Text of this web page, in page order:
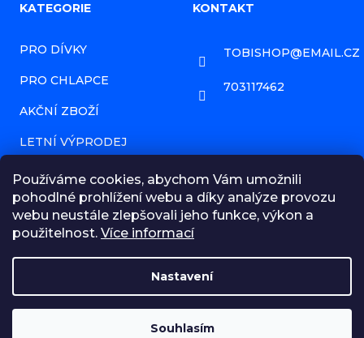
Používáme cookies, abychom Vám umožnili
pohodlné prohlížení webu a díky analýze provozu
webu neustále zlepšovali jeho funkce, výkon a
použitelnost. Více informací
Nastavení
Souhlasím
☀️ LETNÍ VÝPRODEJ | Slevy až 50 % na dětské oblečení a
doplňky. Projděte si celý e-shop – každý si u nás vybere!
í
KATEGORIE
PRO DÍVKY
PRO CHLAPCE
AKČNÍ ZBOŽÍ
LETNÍ VÝPRODEJ
PRODÁVANÉ ZNAČKY
HODNOCENÍ OBCHODU
NAPIŠTE NÁM ZPRÁVU!
MOJE OBJEDNÁVKA
KONTAKT
TOBISHOP@EMAIL.CZ
703117462